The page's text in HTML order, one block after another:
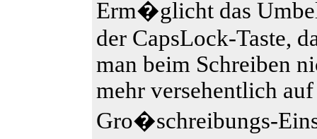
Erm�glicht das
der CapsLock-Taste,
man beim Schreiben
mehr versehentlich
Gro�schreibungs-